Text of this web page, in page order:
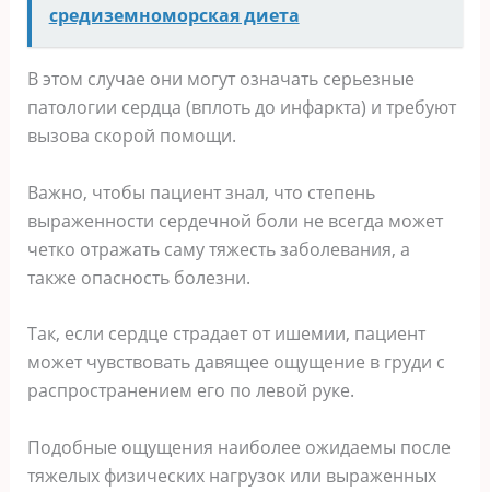
средиземноморская диета
В этом случае они могут означать серьезные
патологии сердца (вплоть до инфаркта) и требуют
вызова скорой помощи.
Важно, чтобы пациент знал, что степень
выраженности сердечной боли не всегда может
четко отражать саму тяжесть заболевания, а
также опасность болезни.
Так, если сердце страдает от ишемии, пациент
может чувствовать давящее ощущение в груди с
распространением его по левой руке.
Подобные ощущения наиболее ожидаемы после
тяжелых физических нагрузок или выраженных